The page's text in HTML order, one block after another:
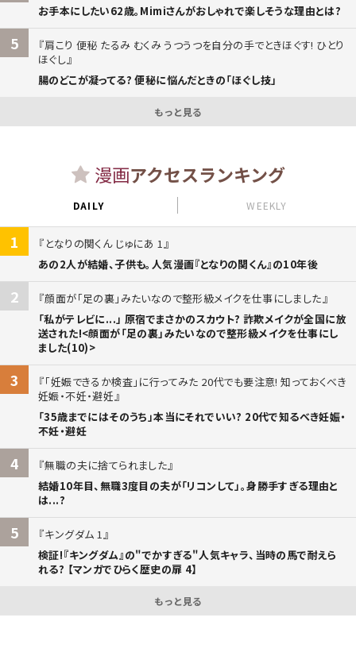
お手本にしたい62歳。Mimiさんがおしゃれで楽しそうな理由とは?
5
肩こり 便秘 たるみ むくみ うつうつを自分の手でときほぐす! ひとり
ほぐし
腸のどこが凝ってる? 便秘に悩んだときの「ほぐし技」
もっと見る
漫画アクセスランキング
DAILY WEEKLY
1
となりの関くん じゅにあ 1
あの2人が結婚、子供も。人気漫画『となりの関くん』の10年後
2
顔面が「足の裏」みたいなので整形級メイクを仕事にしました
「私がテレビに...」 原宿でまさかのスカウト? 詐欺メイクが全国に放
送された!<顔面が「足の裏」みたいなので整形級メイクを仕事にし
ました(10)>
3
「妊娠できるか検査」に行ってみた 20代でも要注意! 知っておくべき
妊娠・不妊・避妊
「35歳までにはそのうち」本当にそれでいい? 20代で知るべき妊娠・
不妊・避妊
4
無職の夫に捨てられました
結婚10年目、無職3度目の夫が「リコンして」。身勝手すぎる理由と
は...?
5
キングダム 1
検証!『キングダム』の"でかすぎる"人気キャラ、当時の馬で耐えら
れる? 【マンガでひらく歴史の扉 4】
もっと見る